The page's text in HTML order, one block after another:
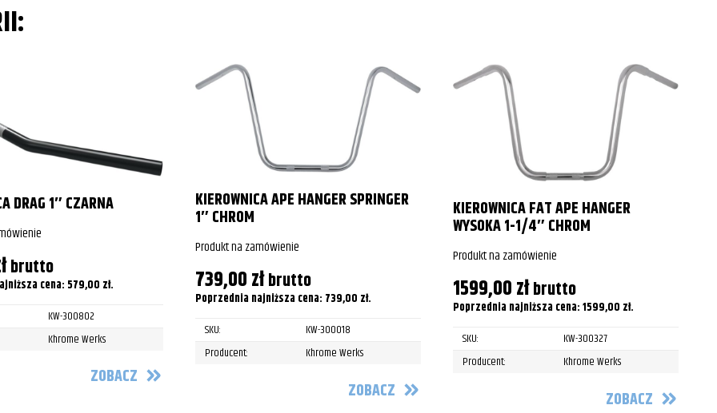
Softail Classic
Softail Classic
2003
Softail Classic
2004
Softail Classic
2005
2007
Softail Classic
2008
Softail Classic
2009
Softail Classic
DRAG 1″ CZARNA
brutto
cena: 579,00 zł.
KW-300802
Khrome Werks
ZOBACZ
KIEROWNICA APE HANGER SPRINGER
1″ CHROM
Produkt na zamówienie
739,00złbrutto
Poprzednia najniższa cena: 739,00 zł.
SKU:
KW-300018
Producent:
Khrome Werks
ZOBACZ
KIEROWNICA FAT APE HANGER
WYSOKA 1-1/4″ CHROM
Produkt na zamówienie
1599,00złbrutto
Poprzednia najniższa cena:1599,00 zł.
SKU:
KW-300327
Producent:
Khrome Werks
ZOBACZ